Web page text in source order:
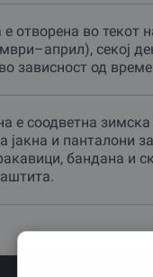
отворена во текот
секој
зависност од
е соодветна зимска
јакна и панталони
бандана и